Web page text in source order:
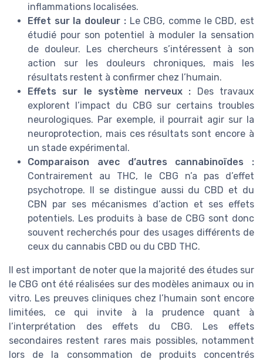
inflammations localisées.
Effet sur la douleur :Le CBG, comme le CBD, est
étudié pour son potentiel à moduler la sensation
de douleur. Les chercheurs s’intéressent à son
action sur les douleurs chroniques, mais les
résultats restent à confirmer chez l’humain.
Effets sur le système nerveux : Des travaux
explorent l’impact du CBG sur certains troubles
neurologiques. Par exemple, il pourrait agir sur la
neuroprotection, mais ces résultats sont encore à
un stade expérimental.
Comparaison avec d’autres cannabinoïdes :
Contrairement au THC, le CBG n’a pas d’effet
psychotrope. Il se distingue aussi du CBD et du
CBN par ses mécanismes d’action et ses effets
potentiels. Les produits à base de CBG sont donc
souvent recherchés pour des usages différents de
ceux du cannabis CBD ou du CBD THC.
Il est important de noter que la majorité des études sur
le CBG ont été réalisées sur des modèles animaux ou in
vitro. Les preuves cliniques chez l’humain sont encore
limitées, ce qui invite à la prudence quant à
l’interprétation des effets du CBG. Les effets
secondaires restent rares mais possibles, notamment
lors de la consommation de produits concentrés